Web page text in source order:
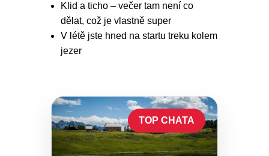
Klid a ticho – večer tam není co
dělat, což je vlastně super
V létě jste hned na startu treku kolem
jezer
TOP CHATA